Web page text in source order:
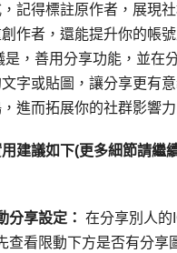
記得標註原作者，展現
作者，還能提升你的帳
是，善用分享功能，並在
字或貼圖，讓分享更有意
進而拓展你的社群影響力
建議如下(更多細節請繼
分享設定： 在分享別人的
查看限動下方是否有分享